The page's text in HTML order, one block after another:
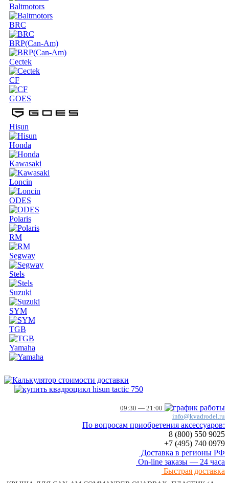
Baltmotors
BRC
BRP(Can-Am)
Cectek
CF
GOES
Hisun
Honda
Kawasaki
Loncin
ODES
Polaris
RM
Segway
Stels
Suzuki
SYM
TGB
Yamaha
09:30 — 21:00
info@kvadrodel.ru
По вопросам приобретения аксессуаров:
8 (800) 550 9025
+7 (495) 740 0979
Доставка в регионы РФ
On-line заказы — 24 часа
Быстрая доставка